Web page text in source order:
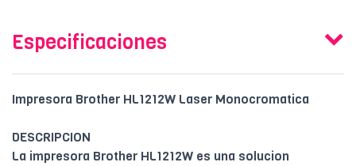
Especificaciones
Impresora Brother HL1212W Laser Monocromatica
DESCRIPCION
La impresora Brother HL1212W es una solucion